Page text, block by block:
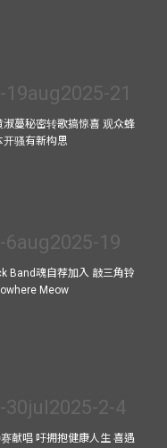
蔓秘密转歌搞惊喜 观众蜂
骚有新构思
Band魂自荐加入 敲三角铃
Meow
献唱 吁拥抱健康人生 喜遇